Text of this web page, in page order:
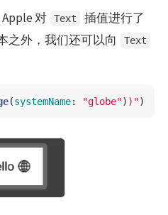
Apple 对 Text
插值进行了
之外，我们还可以向
Text
(systemName: "globe") ) ")